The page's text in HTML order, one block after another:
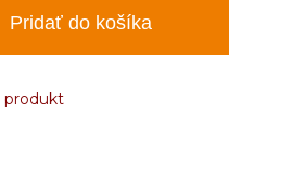
Pridať do košíka
produkt